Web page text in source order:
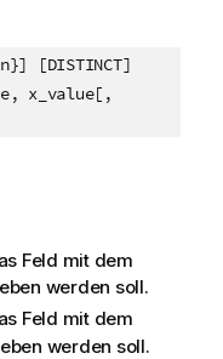
[DISTINCT]
x_value[,
Feld mit dem
werden soll.
Feld mit dem
werden soll.